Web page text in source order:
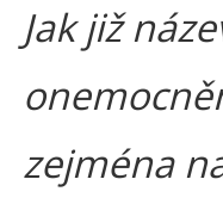
Jak již
zejména